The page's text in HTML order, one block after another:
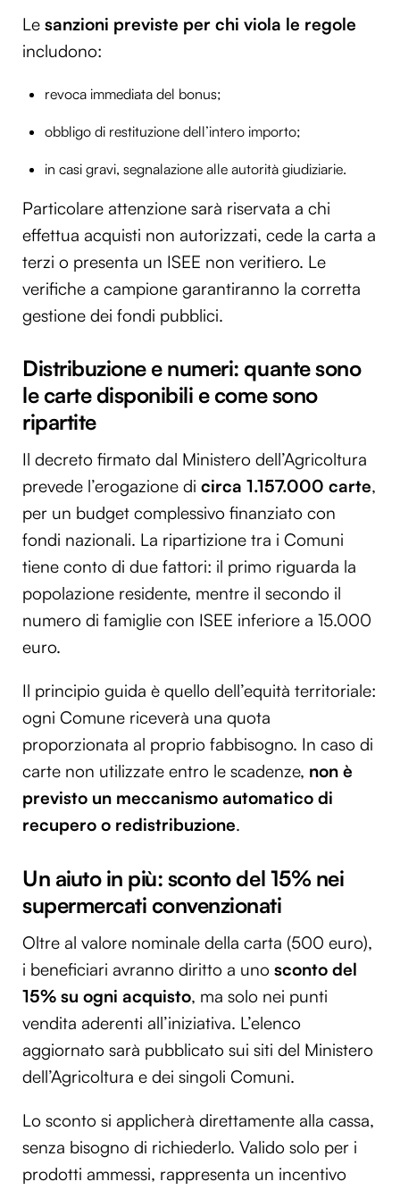
Le sanzioni previste per chi viola le regole
includono:
revoca immediata del bonus;
obbligo di restituzione dell’intero importo;
in casi gravi, segnalazione alle autorità giudiziarie.
Particolare attenzione sarà riservata a chi
effettua acquisti non autorizzati, cede la carta a
terzi o presenta un ISEE non veritiero. Le
verifiche a campione garantiranno la corretta
gestione dei fondi pubblici.
Distribuzione e numeri: quante sono
le carte disponibili e come sono
ripartite
Il decreto firmato dal Ministero dell’Agricoltura
prevede l’erogazione di circa 1.157.000 carte,
per un budget complessivo finanziato con
fondi nazionali. La ripartizione tra i Comuni
tiene conto di due fattori: il primo riguarda la
popolazione residente, mentre il secondo il
numero di famiglie con ISEE inferiore a 15.000
euro.
Il principio guida è quello dell’equità territoriale:
ogni Comune riceverà una quota
proporzionata al proprio fabbisogno. In caso di
carte non utilizzate entro le scadenze, non è
previsto un meccanismo automatico di
recupero o redistribuzione.
Un aiuto in più: sconto del 15% nei
supermercati convenzionati
Oltre al valore nominale della carta (500 euro),
i beneficiari avranno diritto a uno sconto del
15% su ogni acquisto, ma solo nei punti
vendita aderenti all’iniziativa. L’elenco
aggiornato sarà pubblicato sui siti del Ministero
dell’Agricoltura e dei singoli Comuni.
Lo sconto si applicherà direttamente alla cassa,
senza bisogno di richiederlo. Valido solo per i
prodotti ammessi, rappresenta un incentivo